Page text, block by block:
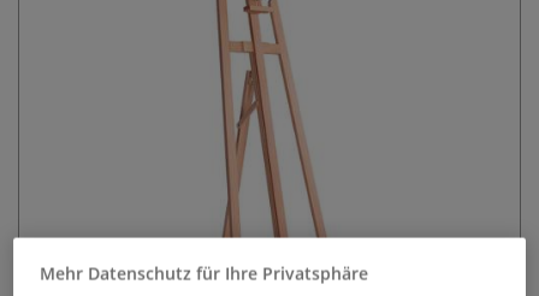
Mehr Datenschutz für Ihre Privatsphäre